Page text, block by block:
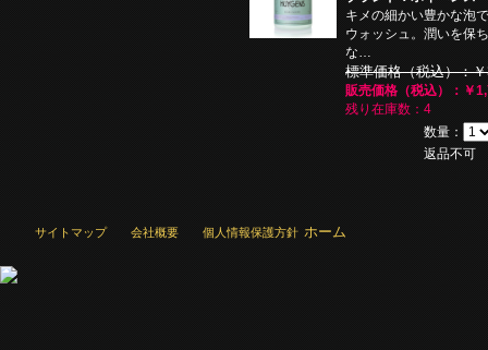
キメの細かい豊かな泡
ウォッシュ。潤いを保
な…
標準価格（税込）：
販売価格（税込）：￥
残り在庫数：4
数量：
返品不可
ホーム
サイトマップ 会社概要 個人情報保護方針